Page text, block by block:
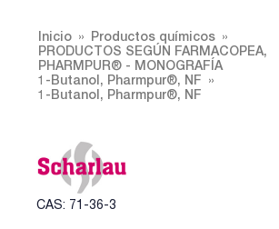
Inicio
Productos químicos
PRODUCTOS SEGÚN FARMACOPEA,
PHARMPUR® - MONOGRAFÍA
1-Butanol, Pharmpur®, NF
1-Butanol, Pharmpur®, NF
CAS: 71-36-3